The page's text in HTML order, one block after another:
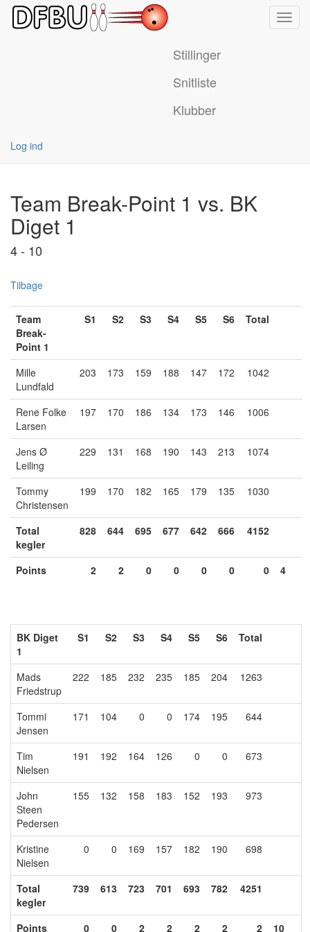
Stillinger
Snitliste
Klubber
Log ind
Team Break-Point 1 vs. BK
Diget 1
4 - 10
Tilbage
Team
Break-
Point 1
S1 S2 S3 S4 S5 S6 Total
Mille
Lundfald
203 173 159 188 147 172 1042
Rene Folke
Larsen
197 170 186 134 173 146 1006
Jens Ø
Leiling
229 131 168 190 143 213 1074
Tommy
Christensen
199 170 182 165 179 135 1030
Total
kegler
828 644 695 677 642 666 4152
Points 2 2 0 0 0 0 0 4
BK Diget
1
S1 S2 S3 S4 S5 S6 Total
Mads
Friedstrup
222 185 232 235 185 204 1263
Tommi
Jensen
171 104 0 0 174 195 644
Tim
Nielsen
191 192 164 126 0 0 673
John
Steen
Pedersen
155 132 158 183 152 193 973
Kristine
Nielsen
0 0 169 157 182 190 698
Total
kegler
739 613 723 701 693 782 4251
Points 0 0 2 2 2 2 2 10